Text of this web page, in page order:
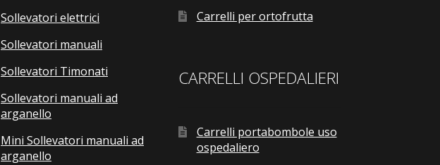
Sollevatori elettrici
Sollevatori manuali
Sollevatori Timonati
Sollevatori manuali ad
arganello
Mini Sollevatori manuali ad
arganello
Carrelli per ortofrutta
CARRELLI OSPEDALIERI
Carrelli portabombole uso
ospedaliero